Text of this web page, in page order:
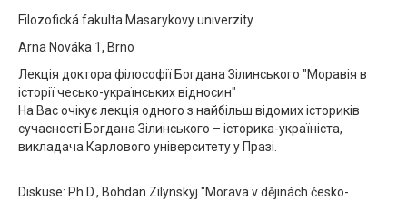
Filozofická fakulta Masarykovy univerzity
Arna Nováka 1, Brno
Лекція доктора філософії Богдана Зілинського "Моравія в
історії чесько-українських відносин"
На Вас очікує лекція одного з найбільш відомих істориків
сучасності Богдана Зілинського – історика-україніста,
викладача Карлового університету у Празі.
Diskuse: Ph.D., Bohdan Zilynskyj "Morava v dějinách česko-